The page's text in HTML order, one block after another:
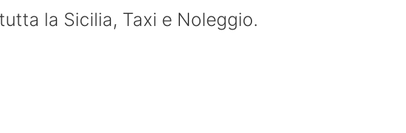
la Sicilia, Taxi e Noleggio.